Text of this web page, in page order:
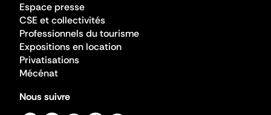
Espace presse
CSE et collectivités
Professionnels du tourisme
Expositions en location
Privatisations
Mécénat
Nous suivre